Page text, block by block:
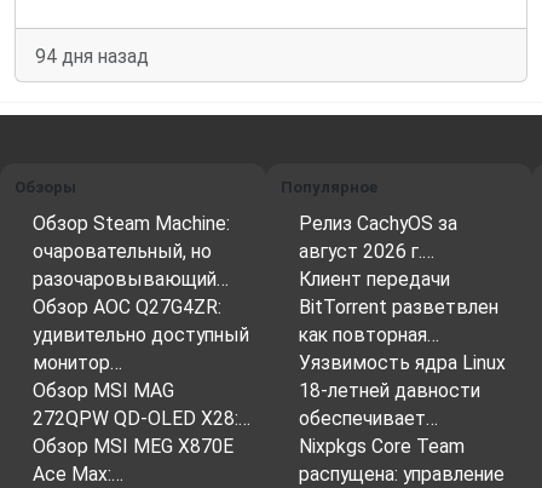
94 дня назад
Обзоры
Обзор Steam Machine:
очаровательный, но
разочаровывающий…
Обзор AOC Q27G4ZR:
удивительно доступный
монитор…
Обзор MSI MAG
272QPW QD-OLED X28:…
Обзор MSI MEG X870E
Ace Max:…
Популярное
Релиз CachyOS за
август 2026 г.…
Клиент передачи
BitTorrent разветвлен
как повторная…
Уязвимость ядра Linux
18-летней давности
обеспечивает…
Nixpkgs Core Team
распущена: управление